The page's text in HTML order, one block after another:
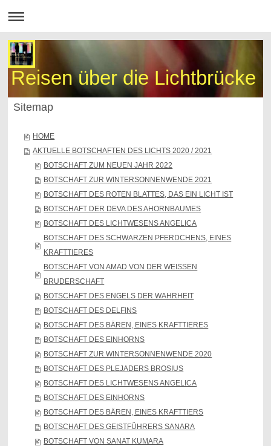
Reisen über die Lichtbrücke
Sitemap
HOME
AKTUELLE BOTSCHAFTEN DES LICHTS 2020 / 2021
BOTSCHAFT ZUM NEUEN JAHR 2022
BOTSCHAFT ZUR WINTERSONNENWENDE 2021
BOTSCHAFT DES ROTEN BLATTES, DAS EIN LICHT IST
BOTSCHAFT DER DEVA DES AHORNBAUMES
BOTSCHAFT DES LICHTWESENS ANGELICA
BOTSCHAFT DES SCHWARZEN PFERDCHENS, EINES
KRAFTTIERES
BOTSCHAFT VON AMAD VON DER WEISSEN
BRUDERSCHAFT
BOTSCHAFT DES ENGELS DER WAHRHEIT
BOTSCHAFT DES DELFINS
BOTSCHAFT DES BÄREN, EINES KRAFTTIERES
BOTSCHAFT DES EINHORNS
BOTSCHAFT ZUR WINTERSONNENWENDE 2020
BOTSCHAFT DES PLEJADERS BROSIUS
BOTSCHAFT DES LICHTWESENS ANGELICA
BOTSCHAFT DES EINHORNS
BOTSCHAFT DES BÄREN, EINES KRAFTTIERS
BOTSCHAFT DES GEISTFÜHRERS SANARA
BOTSCHAFT VON SANAT KUMARA